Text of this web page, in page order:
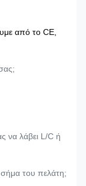
από το CE,
να λάβει L/C ή
σήμα του πελάτη;